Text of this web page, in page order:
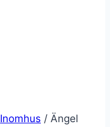
Inomhus / Ängel